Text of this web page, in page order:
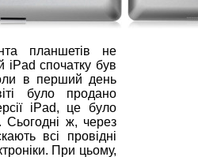
планшетів не
iPad спочатку був
в перший день
було продано
iPad, це було
ж, через
всі провідні
При цьому,